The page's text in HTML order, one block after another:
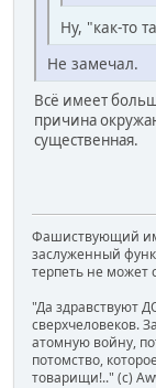
Ну, "как-то
Не замечал.
Всё имеет
причина
существенная.
Фашиствующий
заслуженный
терпеть не может
"Да здравствуют
сверхчеловеков.
атомную войну,
потомство,
товарищи!.." (c)